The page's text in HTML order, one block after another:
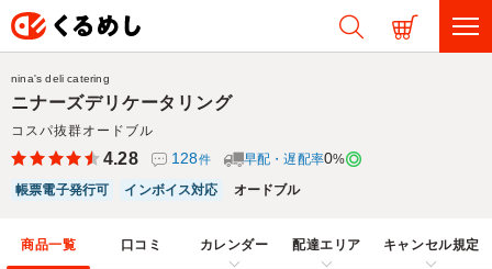
ニナーズデリケータリング
コスパ抜群オードブル
nina's deli catering
4.28 128件 早配・遅配率0%
帳票電子発行可
インボイス対応 オードブル
商品一覧 口コミ カレンダー 配達エリア キャンセル規定